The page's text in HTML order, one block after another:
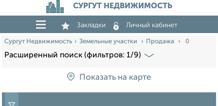
СУРГУТ НЕДВИЖИМОСТЬ
Закладки Личный кабинет
Сургут Недвижимость Земельные участки Продажа 0
Расширенный поиск (фильтров: 1/9)
Показать на карте